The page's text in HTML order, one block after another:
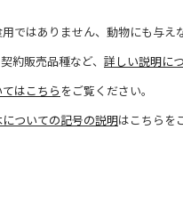
ではありません、動物にも与え
約販売品種など、 詳しい説明に
はこちら をご覧ください。
ついての記号の説明はこちらを